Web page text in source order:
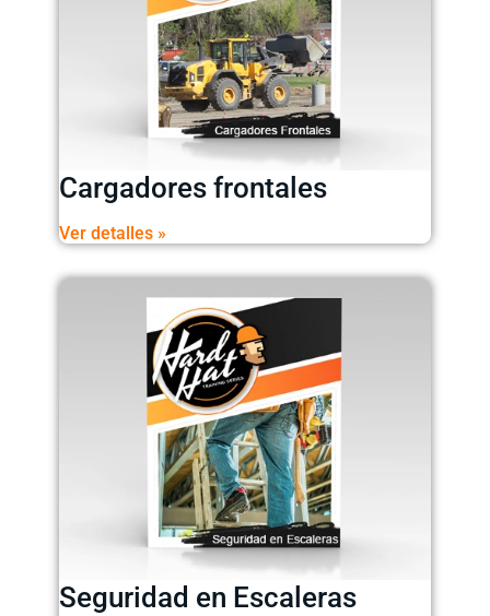
Cargadores frontales
Ver detalles »
Seguridad en Escaleras